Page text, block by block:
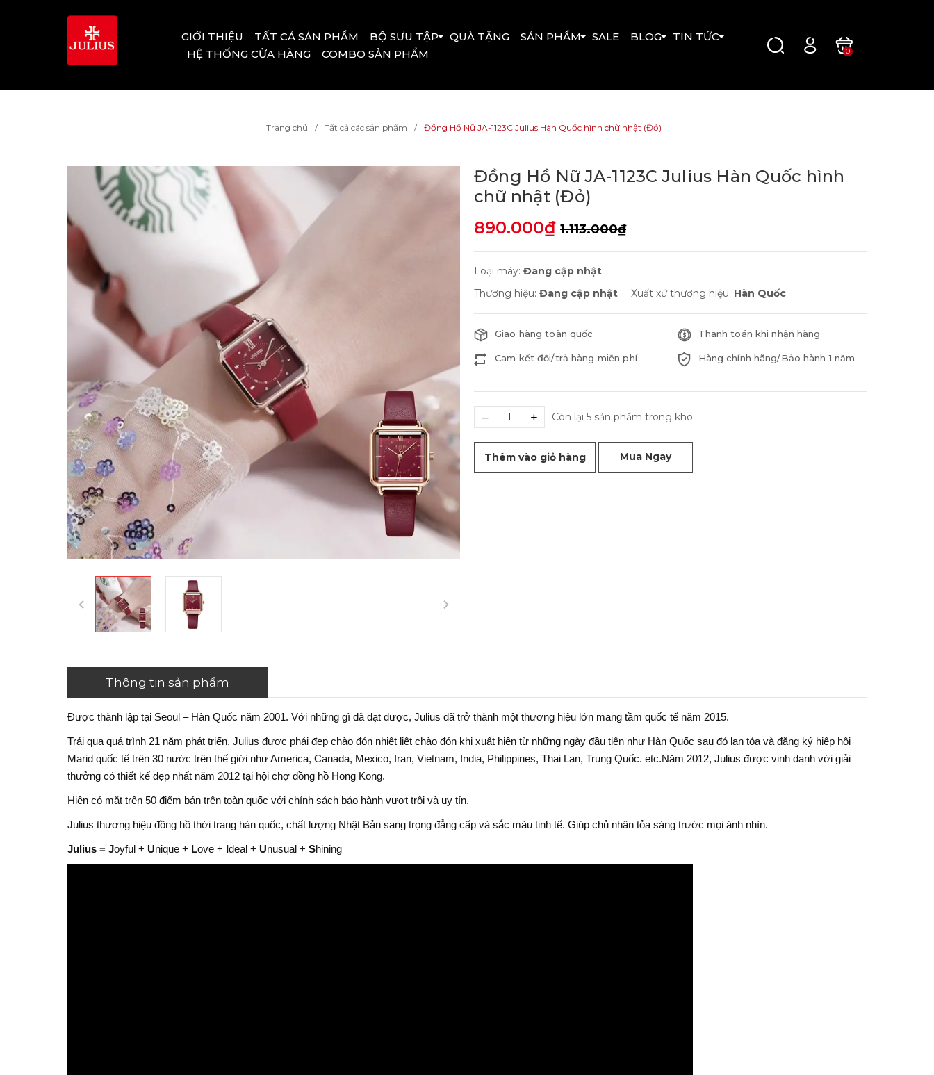
GIỚI THIỆU TẤT CẢ SẢN PHẨM BỘ SƯU TẬP QUÀ TẶNG SẢN PHẨM SALE BLOG
TIN TỨC
HỆ THỐNG CỬA HÀNG
COMBO SẢN PHẨM 0
Trang chủ Tất cả các sản phẩm Đồng Hồ Nữ JA-1123C Julius Hàn Quốc hình chữ nhật (Đỏ)
Đồng Hồ Nữ JA-1123C Julius Hàn Quốc hình
chữ nhật (Đỏ)
890.000₫ 1.113.000₫
Loại máy: Đang cập nhật
Thương hiệu: Đang cập nhật Xuất xứ thương hiệu: Hàn Quốc
Giao hàng toàn quốc Thanh toán khi nhận hàng
Cam kết đổi/trả hàng miễn phí Hàng chính hãng/Bảo hành 1 năm
– + Còn lại 5 sản phẩm trong kho
Thêm vào giỏ hàng Mua Ngay
Thông tin sản phẩm
Được thành lập tại Seoul – Hàn Quốc năm 2001. Với những gì đã đạt được, Julius đã trở thành một thương hiệu lớn mang tầm quốc tế năm 2015.
Trải qua quá trình 21 năm phát triển, Julius được phái đẹp chào đón nhiệt liệt chào đón khi xuất hiện từ những ngày đầu tiên như Hàn Quốc sau đó lan tỏa và đăng ký hiệp hội
Marid quốc tế trên 30 nước trên thế giới như America, Canada, Mexico, Iran, Vietnam, India, Philippines, Thai Lan, Trung Quốc. etc.Năm 2012, Julius được vinh danh với giải
thưởng có thiết kế đẹp nhất năm 2012 tại hội chợ đồng hồ Hong Kong.
Hiện có mặt trên 50 điểm bán trên toàn quốc với chính sách bảo hành vượt trội và uy tín.
Julius thương hiệu đồng hồ thời trang hàn quốc, chất lượng Nhật Bản sang trọng đẳng cấp và sắc màu tinh tế. Giúp chủ nhân tỏa sáng trước mọi ánh nhìn.
Julius = Joyful + Unique + Love + Ideal + Unusual + Shining